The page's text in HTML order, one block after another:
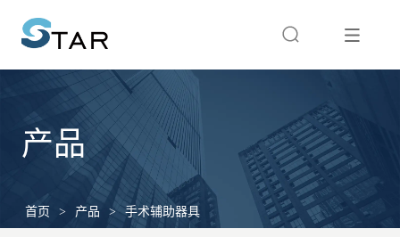
产品
首页 > 产品 > 手术辅助器具